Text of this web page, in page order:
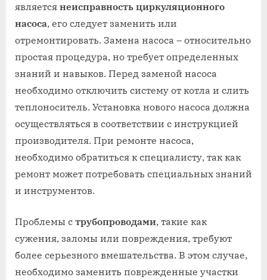
является неисправность циркуляционного
насоса, его следует заменить или
отремонтировать. Замена насоса – относительно
простая процедура, но требует определенных
знаний и навыков. Перед заменой насоса
необходимо отключить систему от котла и слить
теплоноситель. Установка нового насоса должна
осуществляться в соответствии с инструкцией
производителя. При ремонте насоса,
необходимо обратиться к специалисту, так как
ремонт может потребовать специальных знаний
и инструментов.
Проблемы с трубопроводами, такие как
сужения, заломы или повреждения, требуют
более серьезного вмешательства. В этом случае,
необходимо заменить поврежденные участки